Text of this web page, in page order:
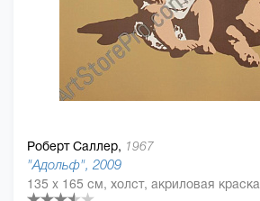
Роберт Саллер, 1967
"Адольф", 2009
135 x 165 см, холст, акриловая краска